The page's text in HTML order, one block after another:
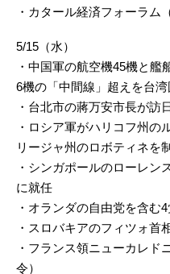
・カタール経済フォーラム
5/15（水）
・中国軍の航空機45機と
6機の「中間線」超えを台
・台北市の蔣万安市長が訪
・ロシア軍がハリコフ州の
リージャ州のロボティネを
・シンガポールのローレン
に就任
・オランダの自由党を含む
・スロバキアのフィツォ首
・フランス領ニューカレド
令）